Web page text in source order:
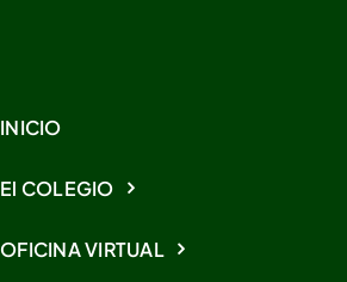
INICIO
El COLEGIO
OFICINA VIRTUAL